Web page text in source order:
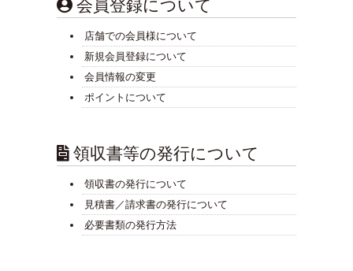
会員登録について
店舗での会員様について
新規会員登録について
会員情報の変更
ポイントについて
領収書等の発行について
領収書の発行について
見積書／請求書の発行について
必要書類の発行方法